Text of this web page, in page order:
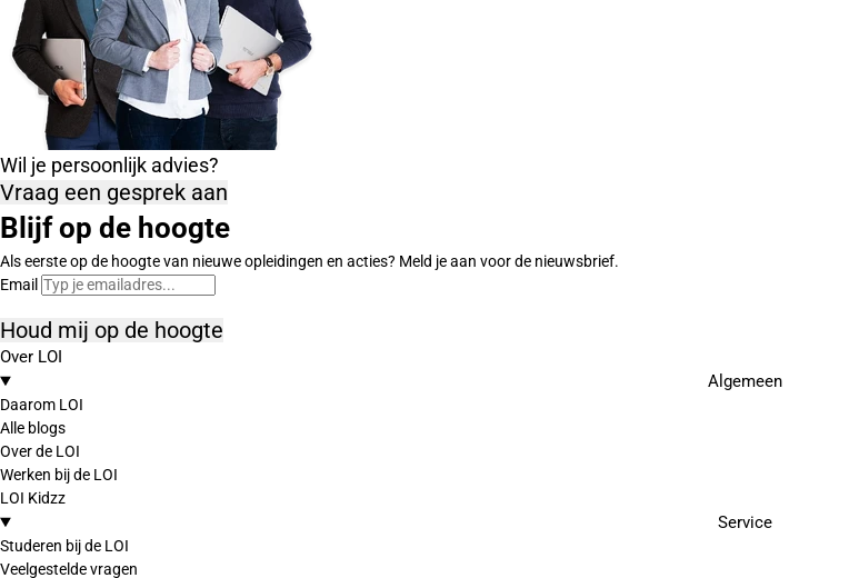
Wil je persoonlijk advies?
Vraag een gesprek aan
Blijf op de hoogte
Als eerste op de hoogte van nieuwe opleidingen en acties? Meld je aan voor de nieuwsbrief.
Email
Houd mij op de hoogte
Over LOI
Algemeen
Daarom LOI
Alle blogs
Over de LOI
Werken bij de LOI
LOI Kidzz
Service
Studeren bij de LOI
Veelgestelde vragen